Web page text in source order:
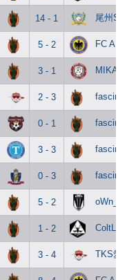
14 - 1 尾州
5 - 2 FC
3 - 1
2 - 3 fascinar
0 - 1 fascinar
3 - 3 fascinar
0 - 3 fascinar
5 - 2
1 - 2
3 - 4 TKS愛